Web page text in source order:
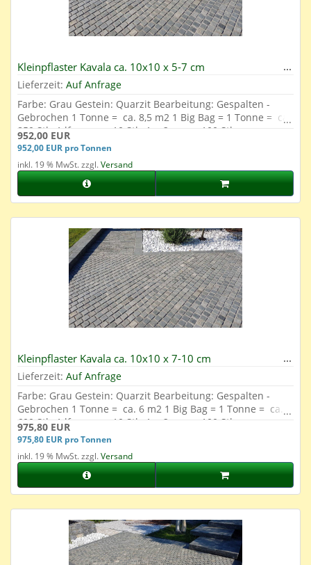
Kleinpflaster Kavala ca. 10x10 x 5-7 cm
Lieferzeit: Auf Anfrage
Farbe: Grau Gestein: Quarzit Bearbeitung: Gespalten -
Gebrochen 1 Tonne = ca. 8,5 m2 1 Big Bag = 1 Tonne = ca.
850 Stk. 1 lfm. = ca. 10 Stk. 1 m2 = ca. 100 Stk.
952,00 EUR
952,00 EUR pro Tonnen
inkl. 19 % MwSt. zzgl.Versand
Kleinpflaster Kavala ca. 10x10 x 7-10 cm
Lieferzeit: Auf Anfrage
Farbe: Grau Gestein: Quarzit Bearbeitung: Gespalten -
Gebrochen 1 Tonne = ca. 6 m2 1 Big Bag = 1 Tonne = ca.
600 Stk. 1 lfm. = ca. 10 Stk. 1 m2 = ca. 100 Stk.
975,80 EUR
975,80 EUR pro Tonnen
inkl. 19 % MwSt. zzgl.Versand